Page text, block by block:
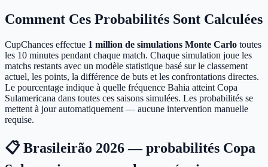
Comment Ces Probabilités Sont Calculées
CupChances effectue 1 million de simulations Monte Carlo toutes
les 10 minutes pendant chaque match. Chaque simulation joue les
matchs restants avec un modèle statistique basé sur le classement
actuel, les points, la différence de buts et les confrontations directes.
Le pourcentage indique à quelle fréquence Bahia atteint Copa
Sulamericana dans toutes ces saisons simulées. Les probabilités se
mettent à jour automatiquement — aucune intervention manuelle
requise.
📋 Brasileirão 2026 — probabilités Copa